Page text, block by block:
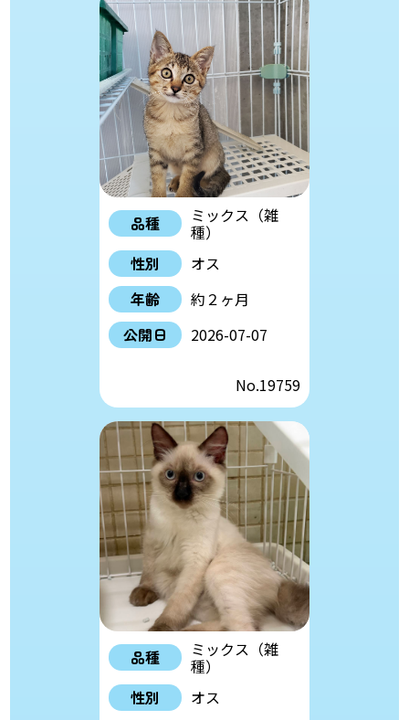
品種 ミックス（雑
種）
性別
オス
年齢
約２ヶ月
公開日
2026-07-07
No.19759
品種 ミックス（雑
種）
性別
オス